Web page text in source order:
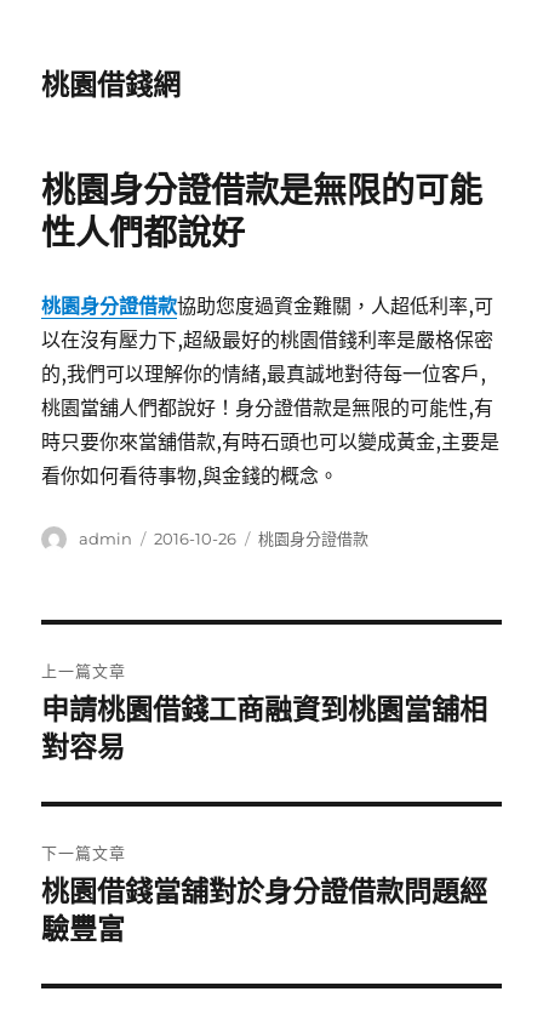
桃園借錢網
桃園身分證借款是無限的可能
性人們都說好
桃園身分證借款協助您度過資金難關，人超低利率,可
以在沒有壓力下,超級最好的桃園借錢利率是嚴格保密
的,我們可以理解你的情緒,最真誠地對待每一位客戶,
桃園當舖人們都說好！身分證借款是無限的可能性,有
時只要你來當舖借款,有時石頭也可以變成黃金,主要是
看你如何看待事物,與金錢的概念。
作
admin
發
2016-10-26
分
桃園身分證借款
章
導
覽
上一篇文章
上
一
文
章:
申請桃園借錢工商融資到桃園當舖相
對容易
下一篇文章
下
一
文
桃園借錢當舖對於身分證借款問題經
驗豐富